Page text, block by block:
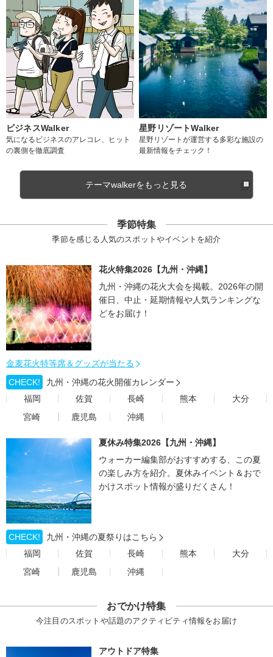
ビジネスWalker
気になるビジネスのアレコレ、ヒット
の裏側を徹底調査
星野リゾートWalker
星野リゾートが運営する多彩な施設の
最新情報をチェック！
テーマwalkerをもっと見る
季節特集
季節を感じる人気のスポットやイベントを紹介
花火特集2026【九州・沖縄】
九州・沖縄の花火大会を掲載。2026年の開
催日、中止・延期情報や人気ランキングな
どをお届け！
金麦花火特等席＆グッズが当たる
CHECK!
九州・沖縄の花火開催カレンダー
福岡
佐賀 長崎 熊本
大分
宮崎
鹿児島 沖縄
夏休み特集2026【九州・沖縄】
ウォーカー編集部がおすすめする、この夏
の楽しみ方を紹介。夏休みイベント＆おで
かけスポット情報が盛りだくさん！
CHECK!
九州・沖縄の夏祭りはこちら
福岡
佐賀 長崎 熊本
大分
宮崎
鹿児島 沖縄
おでかけ特集
今注目のスポットや話題のアクティビティ情報をお届け
アウトドア特集